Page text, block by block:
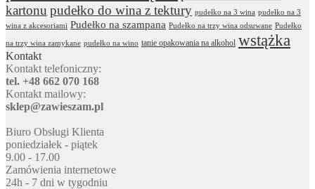
kartonu pudełko do wina z tektury pudełko na 3 wina pudełko na 3
wina z akcesoriami Pudełko na szampana Pudełko na trzy wina odsuwane Pudełko
na trzy wina zamykane pudełko na wino tanie opakowania na alkohol wstążka
Kontakt
Kontakt telefoniczny:
tel. +48 662 070 168
Kontakt mailowy:
sklep@zawieszam.pl
Biuro Obsługi Klienta
poniedziałek - piątek
9.00 - 17.00
Zamówienia internetowe
24h - 7 dni w tygodniu